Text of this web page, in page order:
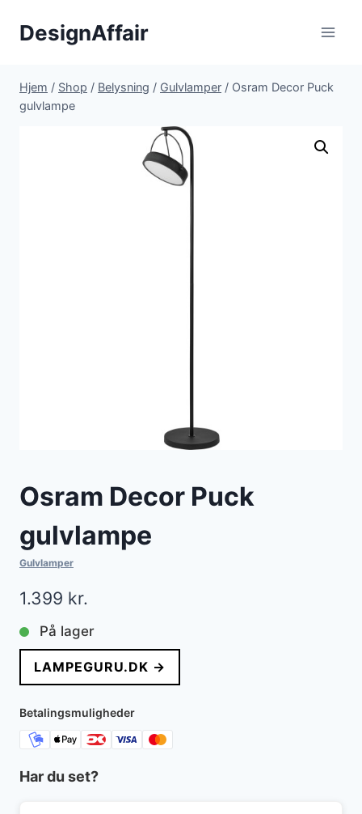
DesignAffair
Hjem / Shop / Belysning / Gulvlamper / Osram Decor Puck
gulvlampe
Osram Decor Puck
gulvlampe
Gulvlamper
1.399 kr.
På lager
LAMPEGURU.DK →
Betalingsmuligheder
Har du set?